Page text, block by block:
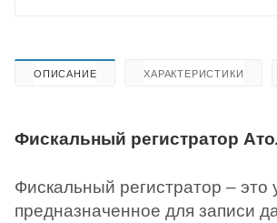
ОПИСАНИЕ ХАРАКТЕРИСТИКИ
Фискальный регистратор
Фискальный регистратор – это
предназначенное для записи